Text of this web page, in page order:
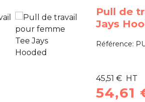
Pull de
Jays
Référence:
45,51 € HT
54,61